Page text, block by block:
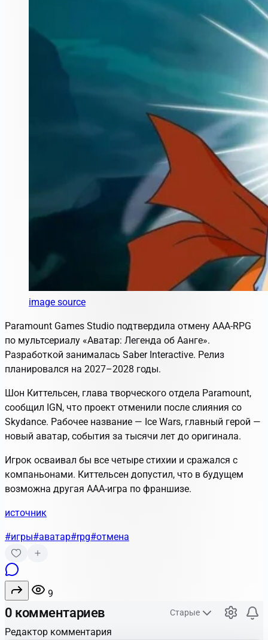
image source
Paramount Games Studio подтвердила отмену AAA-RPG
по мультсериалу «Аватар: Легенда об Аанге».
Разработкой занималась Saber Interactive. Релиз
планировался на 2027–2028 годы.
Шон Киттельсен, глава творческого отдела Paramount,
сообщил IGN, что проект отменили после слияния со
Skydance. Рабочее название — Ice Wars, главный герой —
новый аватар, события за тысячи лет до оригинала.
Игрок осваивал бы все четыре стихии и сражался с
компаньонами. Киттельсен допустил, что в будущем
возможна другая AAA-игра по франшизе.
источник
#игры#аватар#rpg#отмена
9
0 комментариев Старые
Редактор комментария